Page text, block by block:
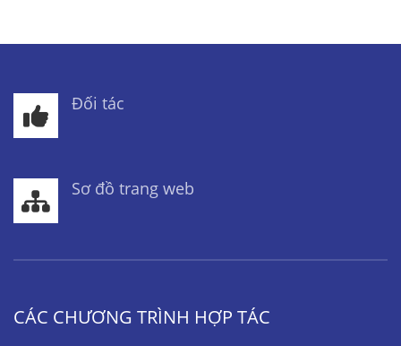
Đối tác
Sơ đồ trang web
CÁC CHƯƠNG TRÌNH HỢP TÁC